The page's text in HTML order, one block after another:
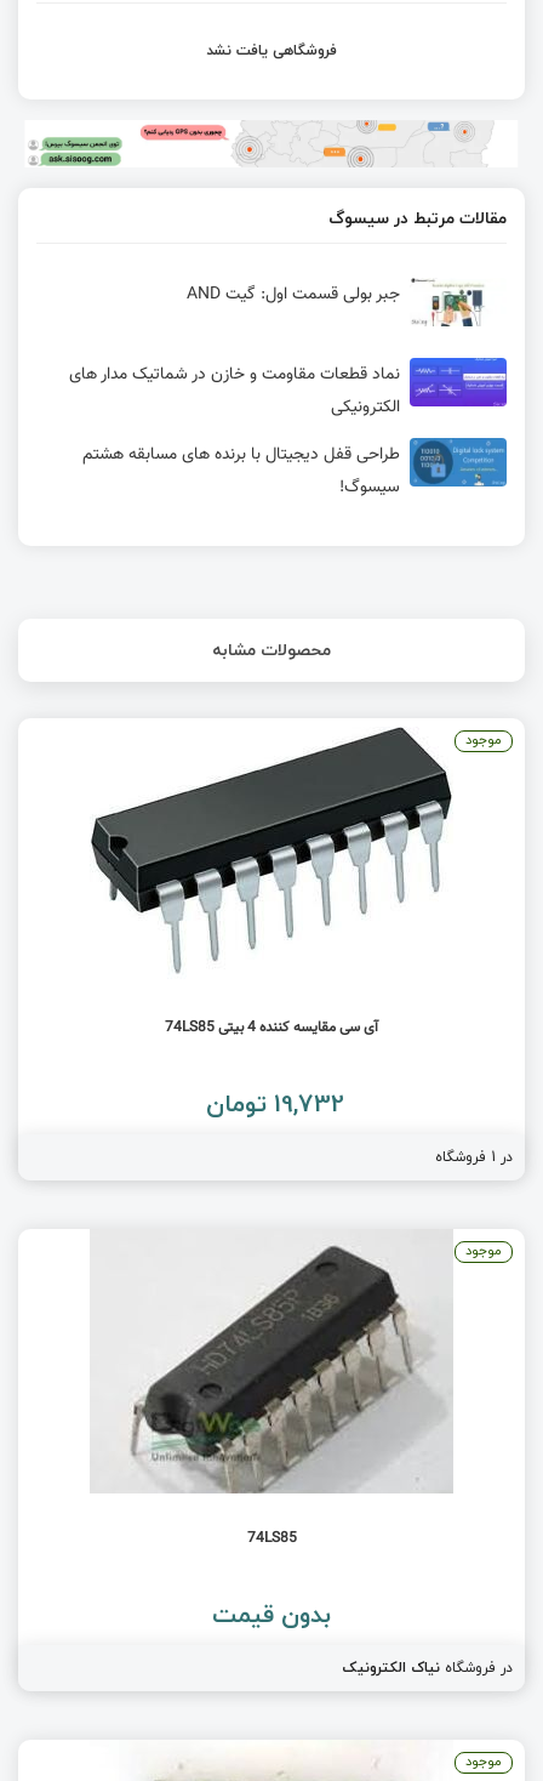
فروشگاهی یافت نشد
مقالات مرتبط در سیسوگ
جبر بولی قسمت اول: گیت AND
نماد قطعات مقاومت و خازن در شماتیک مدار های
الکترونیکی
طراحی قفل دیجیتال با برنده های مسابقه هشتم
سیسوگ!
محصولات مشابه
آی سی مقایسه کننده 4 بیتی 74LS85
19,732 تومان
در 1 فروشگاه
موجود
74LS85
بدون قیمت
در فروشگاه نیاک الکترونیک
موجود
موجود